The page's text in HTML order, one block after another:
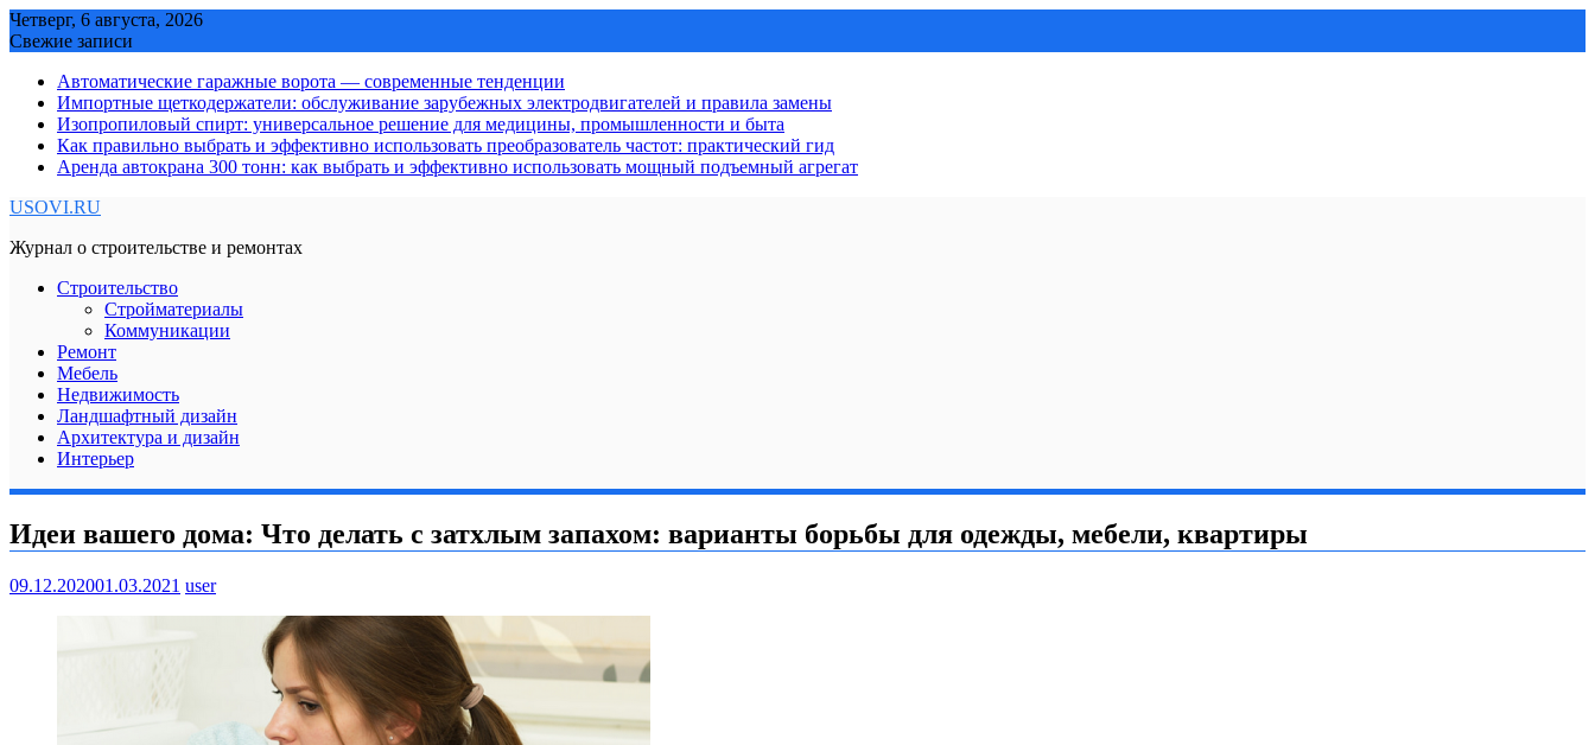
Skip
to
Четверг, 6 августа, 2026
Свежие записи
Автоматические гаражные ворота — современные тенденции
Импортные щеткодержатели: обслуживание зарубежных электродвигателей и правила замены
Изопропиловый спирт: универсальное решение для медицины, промышленности и быта
Как правильно выбрать и эффективно использовать преобразователь частот: практический гид
Аренда автокрана 300 тонн: как выбрать и эффективно использовать мощный подъемный агрегат
USOVI.RU
Журнал о строительстве и ремонтах
Строительство
Стройматериалы
Коммуникации
Ремонт
Мебель
Недвижимость
Ландшафтный дизайн
Архитектура и дизайн
Интерьер
Идеи вашего дома: Что делать с затхлым запахом: варианты борьбы для одежды, мебели, квартиры
09.12.202001.03.2021 user